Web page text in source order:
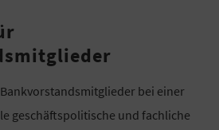
bei einer
geschäftspolitische und fachliche